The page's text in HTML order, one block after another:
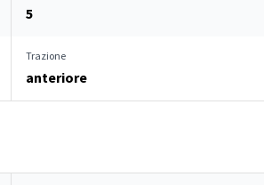
5
Trazione
anteriore